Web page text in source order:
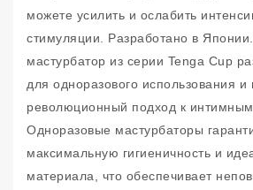
можете усилить и ослабить
стимуляции. Разработано в
мастурбатор из серии Tenga Cup
для одноразового использования
революционный подход к интимным
Одноразовые мастурбаторы
максимальную гигиеничность и
материала, что обеспечивает